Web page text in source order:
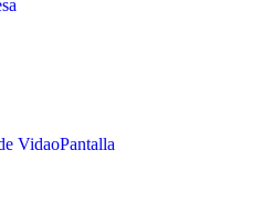
VidaoPantalla